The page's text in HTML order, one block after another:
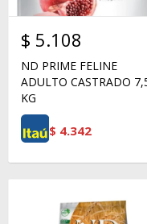
$ 5.108
ND PRIME FELINE
ADULTO CASTRADO
KG
$ 4.342